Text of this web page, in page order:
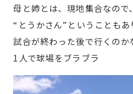
母と姉とは、現地集合なので
“とうかさん”ということも
試合が終わった後で行くのか
1人で球場をブラブラ